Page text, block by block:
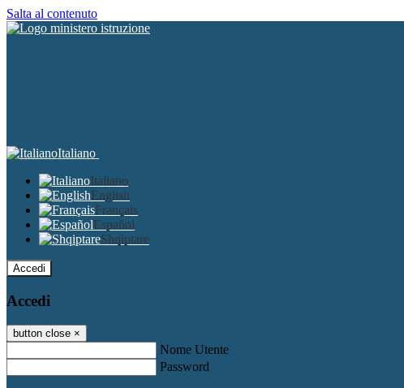
Salta al contenuto
Italiano
Italiano
English
Français
Español
Shqiptare
Accedi
Accedi
button close ×
Nome Utente
Password